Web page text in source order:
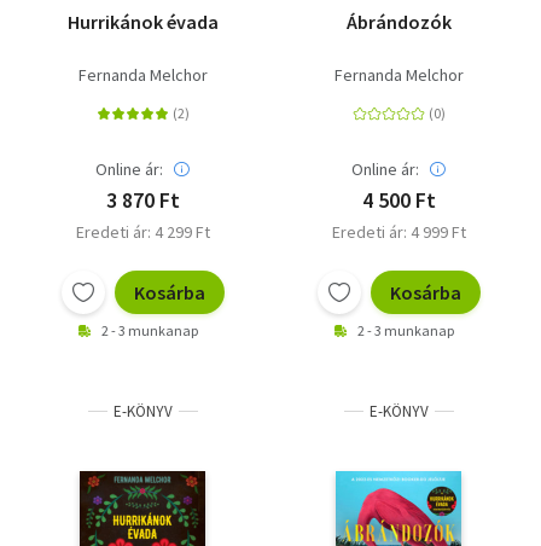
Hurrikánok évada
Fernanda Melchor
Online ár:
3 870 Ft
Eredeti ár: 4 299 Ft
Kosárba
2 - 3 munkanap
Ábrándozók
Fernanda Melchor
Online ár:
4 500 Ft
Eredeti ár: 4 999 Ft
Kosárba
2 - 3 munkanap
E-KÖNYV E-KÖNYV